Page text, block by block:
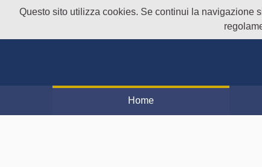
Questo sito utilizza cookies. Se continui la navigazione
Home